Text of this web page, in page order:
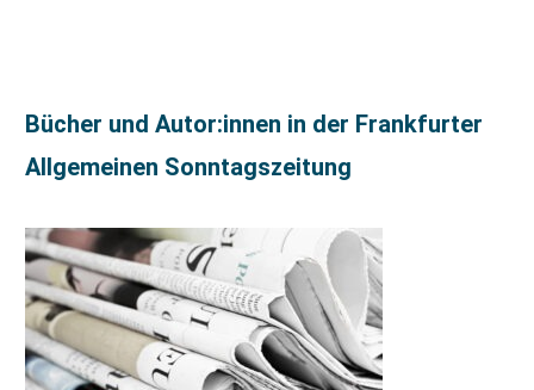
Bücher und Autor:innen in der Frankfurter
Allgemeinen Sonntagszeitung